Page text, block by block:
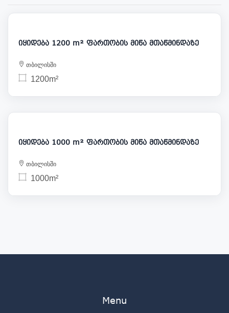
228 000
იყიდება 1200 m² ფართობის მიწა მთაწმინდაზე
თბილისში
1200m²
208 000
იყიდება 1000 m² ფართობის მიწა მთაწმინდაზე
თბილისში
1000m²
Menu